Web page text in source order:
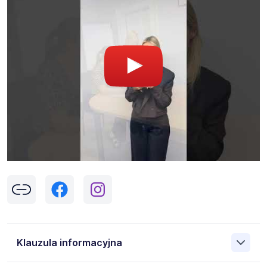
Klauzula informacyjna